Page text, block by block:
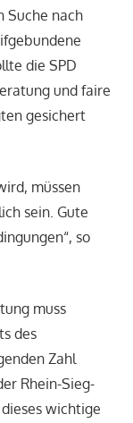
Suche nach
die SPD
und faire
gesichert
müssen
sein. Gute
so
muss
des
Zahl
Rhein-Sieg-
wichtige